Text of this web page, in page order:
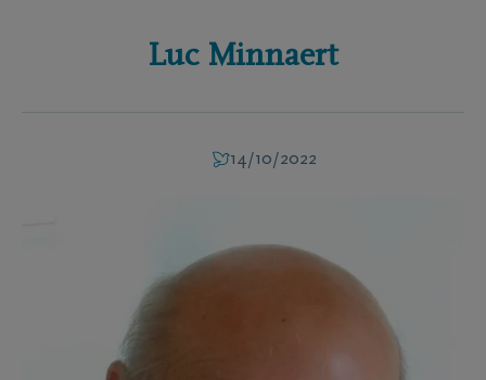
Luc Minnaert
14/10/2022